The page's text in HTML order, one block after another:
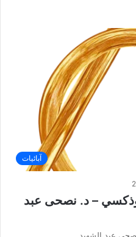
آبائيات
– د. نصحى عبد